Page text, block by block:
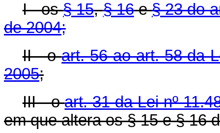
I - os§ 15,§ 16e§ 23 do
de 2004;
II - oart. 56 ao art. 58 da
2005;
III - oart. 31 da Lei nº
em que altera os § 15 e § 16